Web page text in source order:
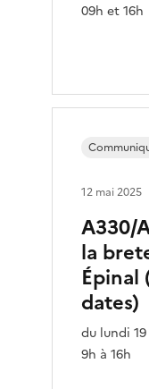
09h et 16h
A330/
la
Épinal
dates)
du lundi
9h à 16h
12 mai 2025